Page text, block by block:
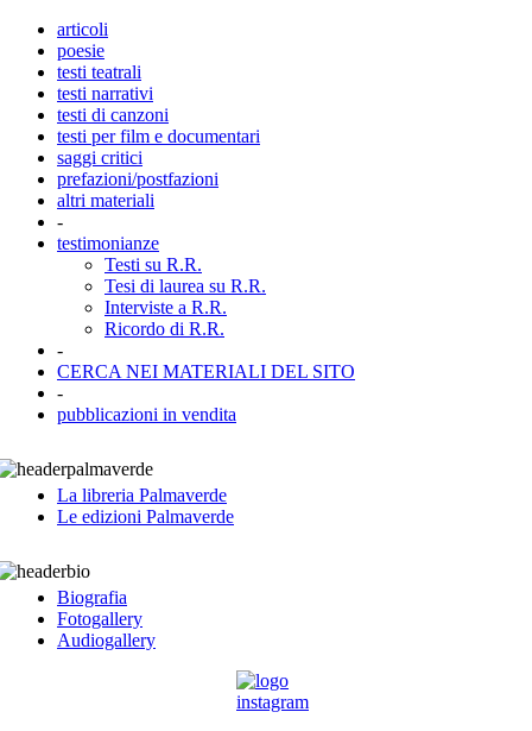
articoli
poesie
testi teatrali
testi narrativi
testi di canzoni
testi per film e documentari
saggi critici
prefazioni/postfazioni
altri materiali
-
testimonianze
Testi su R.R.
Tesi di laurea su R.R.
Interviste a R.R.
Ricordo di R.R.
-
CERCA NEI MATERIALI DEL SITO
-
pubblicazioni in vendita
La libreria Palmaverde
Le edizioni Palmaverde
Biografia
Fotogallery
Audiogallery